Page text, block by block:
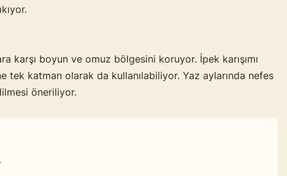
karşı boyun ve omuz bölgesini koruyor. İpek karışımı
katman olarak da kullanılabiliyor. Yaz aylarında nefes
öneriliyor.